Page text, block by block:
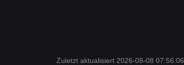
Zuletzt aktualisiert 2026-08-08 07:56:06